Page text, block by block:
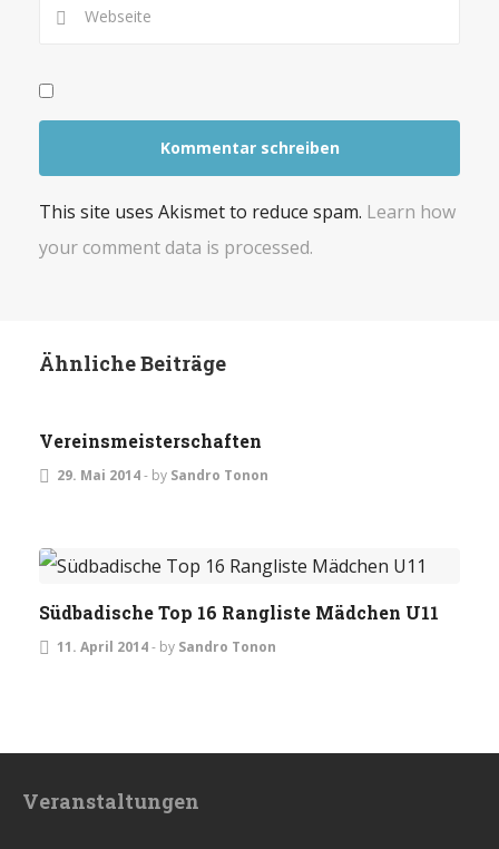
This site uses Akismet to reduce spam. Learn how
your comment data is processed.
Ähnliche Beiträge
ALLGEMEIN TURNIERE
Vereinsmeisterschaften
29. Mai 2014- by Sandro Tonon
Südbadische Top 16 Rangliste Mädchen U11
11. April 2014- by Sandro Tonon
Veranstaltungen